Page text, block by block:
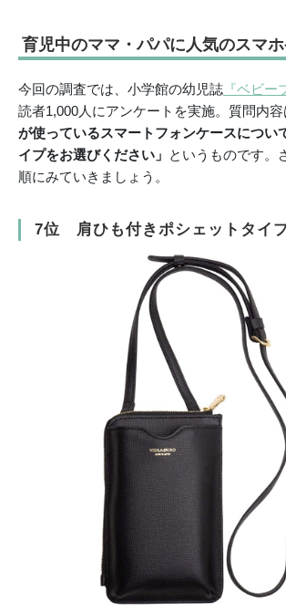
育児中のママ・パパに人気のスマ
今回の調査では、小学館の幼児誌 『ベビー
読者1,000人にアンケートを実施。質問内容
が使っているスマートフォンケースについ
イプをお選びください」 というものです。
順にみていきましょう。
7位 肩ひも付きポシェットタイ